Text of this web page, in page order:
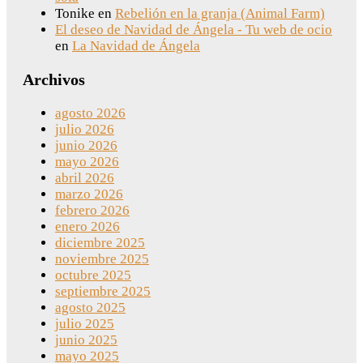
Tonike en Rebelión en la granja (Animal Farm)
El deseo de Navidad de Ángela - Tu web de ocio
en La Navidad de Ángela
Archivos
agosto 2026
julio 2026
junio 2026
mayo 2026
abril 2026
marzo 2026
febrero 2026
enero 2026
diciembre 2025
noviembre 2025
octubre 2025
septiembre 2025
agosto 2025
julio 2025
junio 2025
mayo 2025